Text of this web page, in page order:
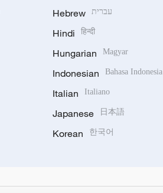
Hebrew עברית
Hindi हिन्दी
Hungarian Magyar
Indonesian Bahasa Indonesia
Italian Italiano
Japanese 日本語
Korean 한국어